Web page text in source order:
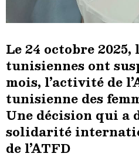
Le 24 octobre
tunisiennes ont
mois, l’activité de
tunisienne des
Une décision qui a
solidarité
de l’ATFD